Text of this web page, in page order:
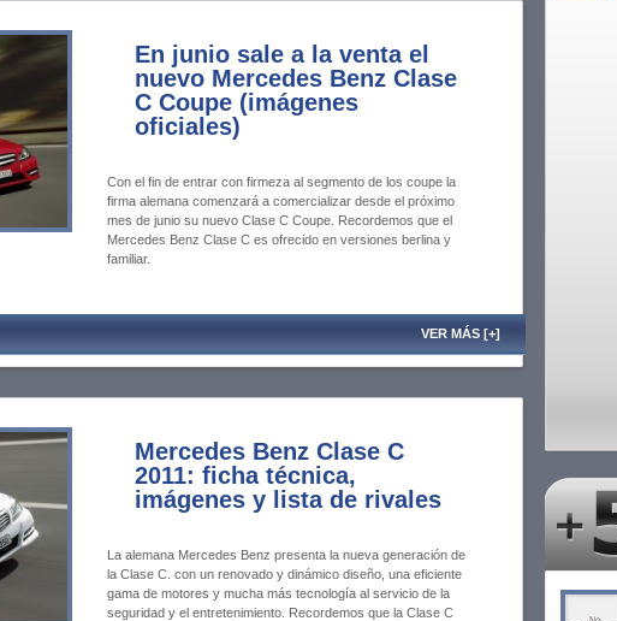
En junio sale a la venta el
nuevo Mercedes Benz Clase
C Coupe (imágenes
oficiales)
Con el fin de entrar con firmeza al segmento de los coupe la
firma alemana comenzará a comercializar desde el próximo
mes de junio su nuevo Clase C Coupe. Recordemos que el
Mercedes Benz Clase C es ofrecido en versiones berlina y
familiar.
VER MÁS [+]
Mercedes Benz Clase C
2011: ficha técnica,
imágenes y lista de rivales
La alemana Mercedes Benz presenta la nueva generación de
la Clase C. con un renovado y dinámico diseño, una eficiente
gama de motores y mucha más tecnología al servicio de la
seguridad y el entretenimiento. Recordemos que la Clase C